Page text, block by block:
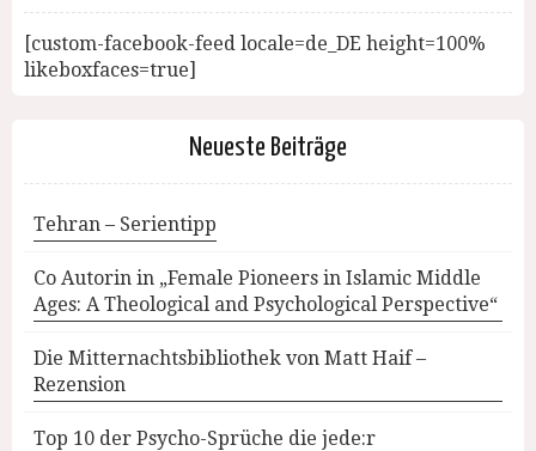
[custom-facebook-feed locale=de_DE height=100%
likeboxfaces=true]
Neueste Beiträge
Tehran – Serientipp
Co Autorin in „Female Pioneers in Islamic Middle
Ages: A Theological and Psychological Perspective“
Die Mitternachtsbibliothek von Matt Haif –
Rezension
Top 10 der Psycho-Sprüche die jede:r